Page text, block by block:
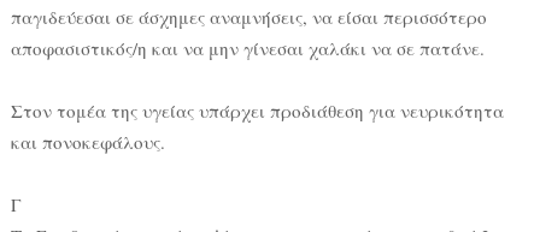
παγιδεύεσαι σε άσχημες αναμνήσεις, να είσαι περισσότερο
αποφασιστικός/η και να μην γίνεσαι χαλάκι να σε πατάνε.
Στον τομέα της υγείας υπάρχει προδιάθεση για νευρικότητα
και πονοκεφάλους.
Γ